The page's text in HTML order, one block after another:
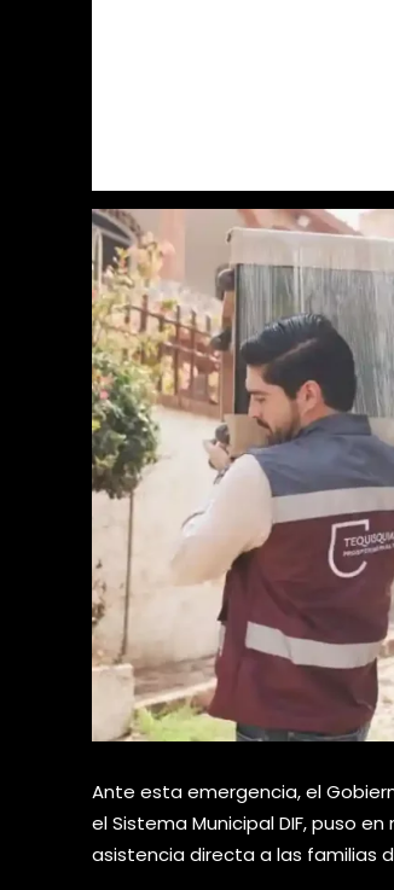
Ante esta emergencia, el
el Sistema Municipal DIF, puso
asistencia directa a las familias